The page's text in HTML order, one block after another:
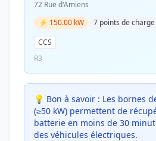
72 Rue d'Amiens
⚡ 150.00 kW
7 points de charge
CCS
R3
💡 Bon à savoir : Les bornes
(≥50 kW) permettent de
batterie en moins de 30
des véhicules électriques.